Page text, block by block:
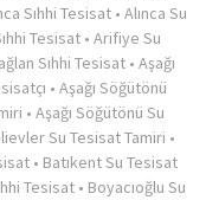
Sıhhi Tesisat • Alınca Su
Tesisat • Arifiye Su
Sıhhi Tesisat • Aşağı
• Aşağı Söğütönü
• Aşağı Söğütönü Su
Su Tesisat Tamiri •
• Batıkent Su Tesisat
Tesisat • Boyacıoğlu Su